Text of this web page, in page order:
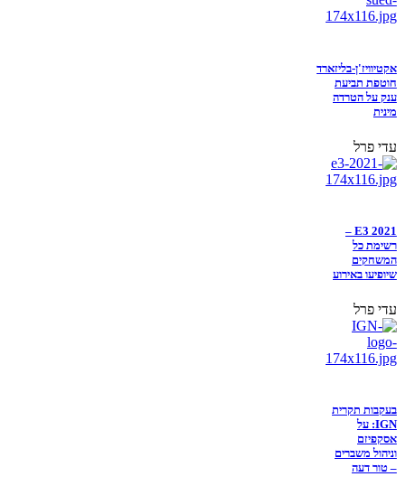
אקטיוויז'ן-בליזארד
חוטפת תביעת
ענק על הטרדה
מינית
עדי פרל
E3 2021 –
רשימת כל
המשחקים
שיופיעו באירוע
עדי פרל
בעקבות תקרית
IGN: על
אסקפיזם
וניהול משברים
– טור דעה